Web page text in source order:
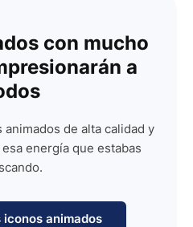
con mucho
a
de alta calidad y
energía que estabas
iconos animados